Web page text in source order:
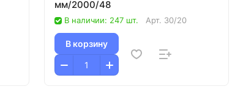
мм/2000/48
В наличии: 247 шт. Арт. 30/20
В корзину